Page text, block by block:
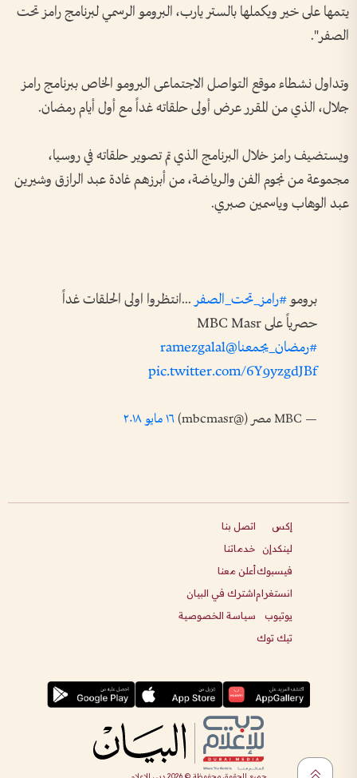
يتمها على خير ويكملها بالستر يارب، البرومو الرسمي لبرنامج رامز تحت
الصفر".
وتداول نشطاء موقع التواصل الاجتماعى البرومو الخاص ببرنامج رامز
جلال، الذي من المقرر عرض أولى حلقاته غداً مع أول أيام رمضان.
ويستضيف رامز خلال البرنامج الذي تم تصوير حلقاته في روسيا،
مجموعة من نجوم الفن والرياضة، من أبرزهم غادة عبد الرازق وشيرين
عبد الوهاب وياسمين صبري.
برومو#رامز_تحت_الصفر...انتظروا اولى الحلقات غداً
حصرياً على MBC Masr
#رمضان_يجمعنا@ramezgalal
pic.twitter.com/6Y9yzgdJBf
— MBC مصر (@mbcmasr) ١٦ مايو ٢٠١٨
إكس
لينكدإن
فيسبوك
انستغرام
يوتيوب
تيك توك
اتصل بنا
خدماتنا
أعلن معنا
اشترك في البيان
سياسة الخصوصية
جميع الحقوق محفوظة ©2026 دبي للإعلام